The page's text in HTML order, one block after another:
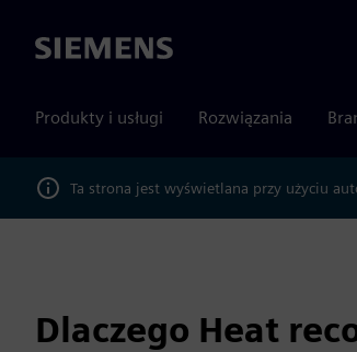
Siemens
Produkty i usługi Rozwiązania
Ta strona jest wyświetlana przy użyciu
Dlaczego Heat